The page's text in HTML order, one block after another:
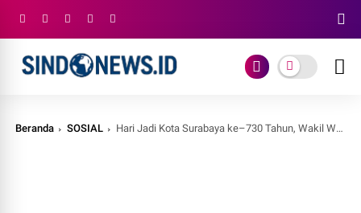
Beranda SOSIAL Hari Jadi Kota Surabaya ke–730 Tahun, Wakil Walikota Cak Ji: Menuju Kota Dunia yang Sejahtera Warganya